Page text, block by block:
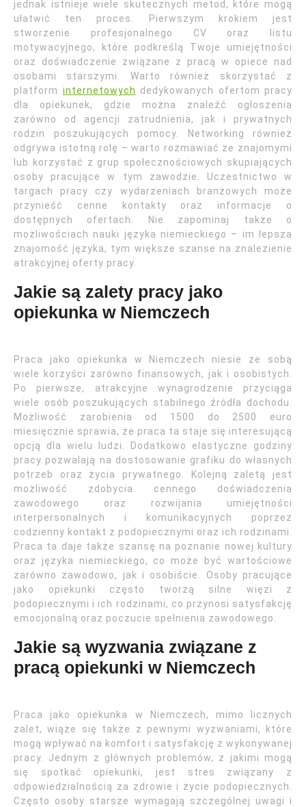
jednak istnieje wiele skutecznych metod, które mogą
ułatwić ten proces. Pierwszym krokiem jest
stworzenie profesjonalnego CV oraz listu
motywacyjnego, które podkreślą Twoje umiejętności
oraz doświadczenie związane z pracą w opiece nad
osobami starszymi. Warto również skorzystać z
platform internetowych dedykowanych ofertom pracy
dla opiekunek, gdzie można znaleźć ogłoszenia
zarówno od agencji zatrudnienia, jak i prywatnych
rodzin poszukujących pomocy. Networking również
odgrywa istotną rolę – warto rozmawiać ze znajomymi
lub korzystać z grup społecznościowych skupiających
osoby pracujące w tym zawodzie. Uczestnictwo w
targach pracy czy wydarzeniach branżowych może
przynieść cenne kontakty oraz informacje o
dostępnych ofertach. Nie zapominaj także o
możliwościach nauki języka niemieckiego – im lepsza
znajomość języka, tym większe szanse na znalezienie
atrakcyjnej oferty pracy.
Jakie są zalety pracy jako
opiekunka w Niemczech
Praca jako opiekunka w Niemczech niesie ze sobą
wiele korzyści zarówno finansowych, jak i osobistych.
Po pierwsze, atrakcyjne wynagrodzenie przyciąga
wiele osób poszukujących stabilnego źródła dochodu.
Możliwość zarobienia od 1500 do 2500 euro
miesięcznie sprawia, że praca ta staje się interesującą
opcją dla wielu ludzi. Dodatkowo elastyczne godziny
pracy pozwalają na dostosowanie grafiku do własnych
potrzeb oraz życia prywatnego. Kolejną zaletą jest
możliwość zdobycia cennego doświadczenia
zawodowego oraz rozwijania umiejętności
interpersonalnych i komunikacyjnych poprzez
codzienny kontakt z podopiecznymi oraz ich rodzinami.
Praca ta daje także szansę na poznanie nowej kultury
oraz języka niemieckiego, co może być wartościowe
zarówno zawodowo, jak i osobiście. Osoby pracujące
jako opiekunki często tworzą silne więzi z
podopiecznymi i ich rodzinami, co przynosi satysfakcję
emocjonalną oraz poczucie spełnienia zawodowego.
Jakie są wyzwania związane z
pracą opiekunki w Niemczech
Praca jako opiekunka w Niemczech, mimo licznych
zalet, wiąże się także z pewnymi wyzwaniami, które
mogą wpływać na komfort i satysfakcję z wykonywanej
pracy. Jednym z głównych problemów, z jakimi mogą
się spotkać opiekunki, jest stres związany z
odpowiedzialnością za zdrowie i życie podopiecznych.
Często osoby starsze wymagają szczególnej uwagi i